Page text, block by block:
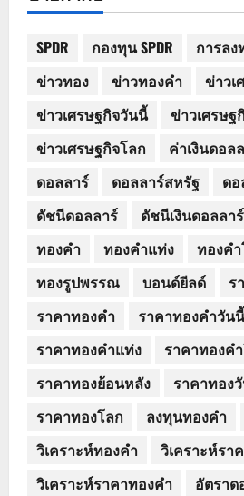
SPDR กองทุน SPDR
การล
ข่าวทอง
ข่าวทองคำ
ข่าวเ
ข่าวเศรษฐกิจวันนี้
ข่าวเศรษฐ
ข่าวเศรษฐกิจโลก
ค่าเงินดอล
ดอลลาร์
ดอลลาร์สหรัฐ
ด
ดัชนีดอลลาร์
ดัชนีเงินดอลลาร์
ทองคำ
ทองคำแท่ง
ทองค
ทองรูปพรรณ
บอนด์ยีลด์
ร
ราคาทองคำ
ราคาทองคำวันนี้
ราคาทองคำแท่ง
ราคาทองค
ราคาทองย้อนหลัง
ราคาทอง
ราคาทองโลก
ลงทุนทองคำ
วิเคราะห์ทองคำ
วิเคราะห์รา
วิเคราะห์ราคาทองคำ
อัตราด